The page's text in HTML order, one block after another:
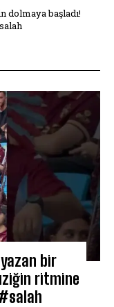
dolmaya başladı!
yazan bir
ritmine